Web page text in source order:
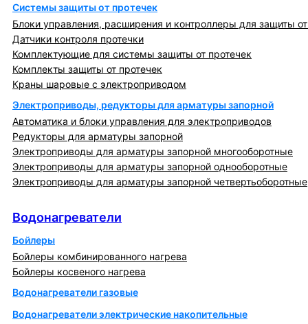
Системы защиты от протечек
Блоки управления, расширения и контроллеры для защиты
Датчики контроля протечки
Комплектующие для системы защиты от протечек
Комплекты защиты от протечек
Краны шаровые с электроприводом
Электроприводы, редукторы для арматуры запорной
Автоматика и блоки управления для электроприводов
Редукторы для арматуры запорной
Электроприводы для арматуры запорной многооборотные
Электроприводы для арматуры запорной однооборотные
Электроприводы для арматуры запорной четвертьоборотные
Водонагреватели
Бойлеры
Бойлеры комбинированного нагрева
Бойлеры косвеного нагрева
Водонагреватели газовые
Водонагреватели электрические накопительные